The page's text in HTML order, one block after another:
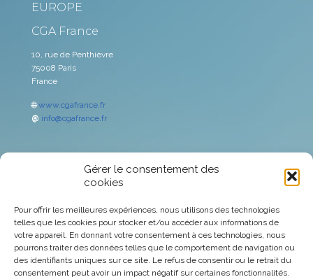
Gérer le consentement des
cookies
Pour offrir les meilleures expériences, nous utilisons des technologies
telles que les cookies pour stocker et/ou accéder aux informations de
votre appareil. En donnant votre consentement à ces technologies, nous
pourrons traiter des données telles que le comportement de navigation ou
des identifiants uniques sur ce site. Le refus de consentir ou le retrait du
consentement peut avoir un impact négatif sur certaines fonctionnalités.
EUROPE
CGA France
10, rue de Penthièvre
75008 Paris
France
🌐www.cgafrance.fr
@ info@cgafrance.fr
Avertissement
Espace Associés
Marché des capitaux
Politique de confidentialité